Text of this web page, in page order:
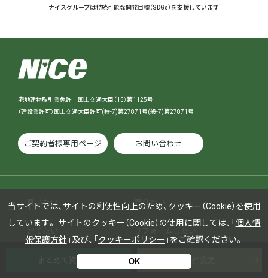
まとめて資料請求
ナイスグループは持続可能な開発目標（SDGs）を支援しています
宅地建物取引業免許 国土交通大臣（15）第1125号
（建設業許可）国土交通大臣許可(特-7)第27871号(般-7)第27871号
ご契約者様専用ページ お問い合わせ
買いたい 売りたい
借りたい 貸したい
当サイトでは、サイトの利便性向上のため、クッキー（Cookie）を使用
しています。
サイトのクッキー（Cookie）の使用に関しては、「 個人情
報保護方針 」及び、「 クッキーポリシー 」をご確認ください。
OK